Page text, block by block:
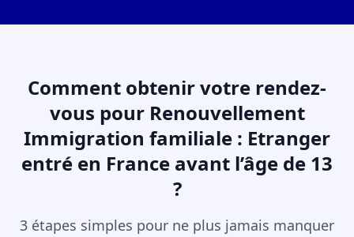
Comment obtenir votre rendez-
vous pour Renouvellement
Immigration familiale : Etranger
entré en France avant l’âge de 13
?
3 étapes simples pour ne plus jamais manquer